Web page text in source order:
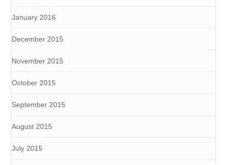
January 2016
December 2015
November 2015
October 2015
September 2015
August 2015
July 2015